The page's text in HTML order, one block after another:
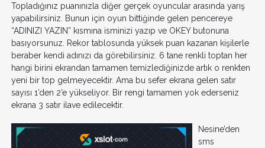
Topladığınız puanınızla diğer gerçek oyuncular arasında yarış
yapabilirsiniz. Bunun için oyun bittiğinde gelen pencereye
“ADINIZI YAZIN” kısmına isminizi yazıp ve OKEY butonuna
basıyorsunuz. Rekor tablosunda yüksek puan kazanan kişilerle
beraber kendi adınızı da görebilirsiniz. 6 tane renkli toptan her
hangi birini ekrandan tamamen temizlediğinizde artık o renkten
yeni bir top gelmeyecektir. Ama bu sefer ekrana gelen satır
sayısı 1’den 2’e yükseliyor. Bir rengi tamamen yok ederseniz
ekrana 3 satır ilave edilecektir.
Nesine’den
sms